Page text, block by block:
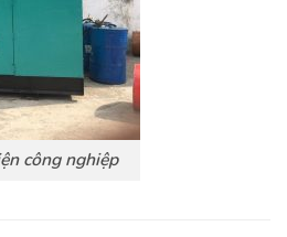
công nghiệp